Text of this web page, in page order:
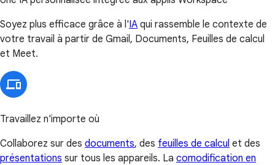
Soyez plus efficace grâce à l'IA qui rassemble le contexte de
votre travail à partir de Gmail, Documents, Feuilles de calcul
et Meet.
Travaillez n'importe où
Collaborez sur des documents, des feuilles de calcul et des
présentations sur tous les appareils. La comodification en